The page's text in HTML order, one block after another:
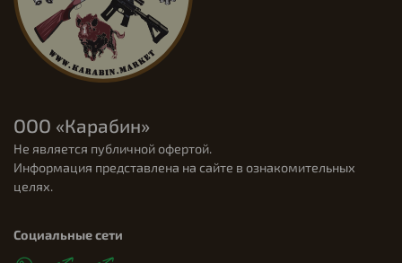
ООО «Карабин»
Не является публичной офертой.
Информация представлена на сайте в ознакомительных
целях.
Социальные сети